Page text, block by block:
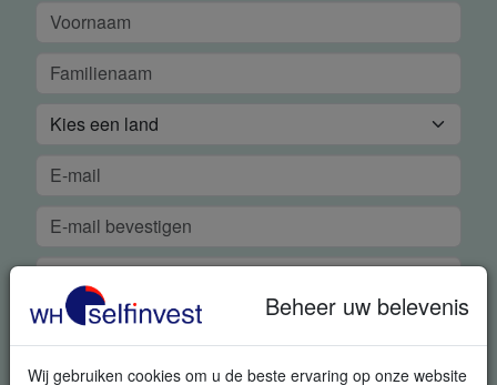
Beheer uw belevenis
Wij gebruiken cookies om u de beste ervaring op onze website